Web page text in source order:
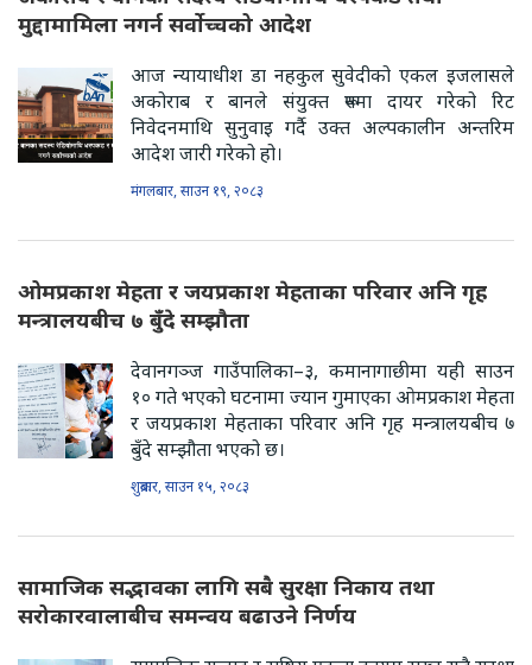
मुद्दामामिला नगर्न सर्वोच्चको आदेश
आज न्यायाधीश डा नहकुल सुवेदीको एकल इजलासले
अकोराब र बानले संयुक्त रूपमा दायर गरेको रिट
निवेदनमाथि सुनुवाइ गर्दै उक्त अल्पकालीन अन्तरिम
आदेश जारी गरेको हो।
मंगलबार, साउन १९, २०८३
ओमप्रकाश मेहता र जयप्रकाश मेहताका परिवार अनि गृह
मन्त्रालयबीच ७ बुँदे सम्झौता
देवानगञ्ज गाउँपालिका–३, कमानागाछीमा यही साउन
१० गते भएको घटनामा ज्यान गुमाएका ओमप्रकाश मेहता
र जयप्रकाश मेहताका परिवार अनि गृह मन्त्रालयबीच ७
बुँदे सम्झौता भएको छ।
शुक्रबार, साउन १५, २०८३
सामाजिक सद्भावका लागि सबै सुरक्षा निकाय तथा
सरोकारवालाबीच समन्वय बढाउने निर्णय